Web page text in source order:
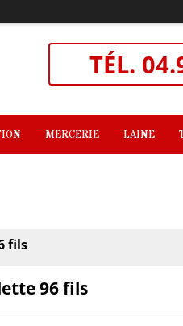
TÉL.
MERCERIE LAINE
fils
96 fils